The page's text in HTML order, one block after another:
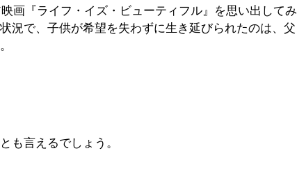
画『ライフ・イズ・ビューティフル』を思い出してみ
況で、子供が希望を失わずに生き延びられたのは、父
も言えるでしょう。